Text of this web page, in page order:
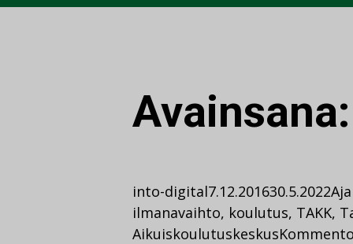
into-digital7.12.201630.5.2022
ilmanavaihto, koulutus, TAKK,
Aikuiskoulutuskeskus